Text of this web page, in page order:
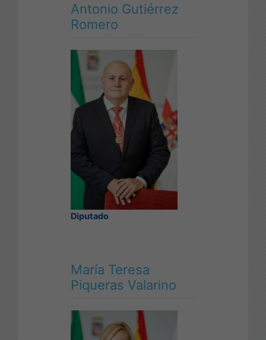
Antonio Gutiérrez
Romero
Diputado
María Teresa
Piqueras Valarino